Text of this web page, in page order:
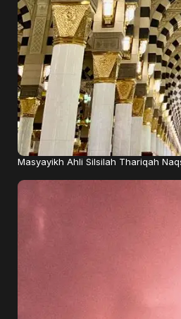
Masyayikh Ahli Silsilah Thariqah